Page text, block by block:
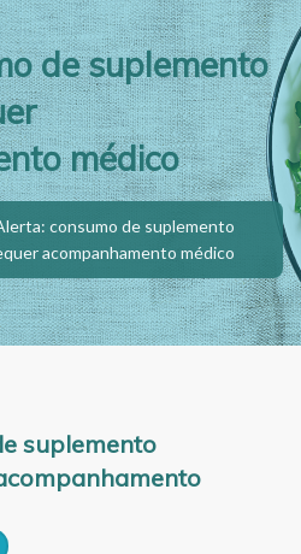
de suplemento
médico
consumo de suplemento
acompanhamento médico
suplemento